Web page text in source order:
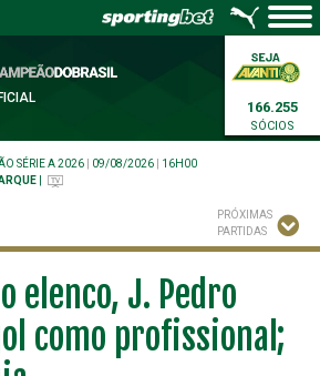
166.255
SÓCIOS
SÉRIE A 2026 09/08/2026
16H00
PRÓXIMAS
PARTIDAS
elenco, J. Pedro
como profissional;